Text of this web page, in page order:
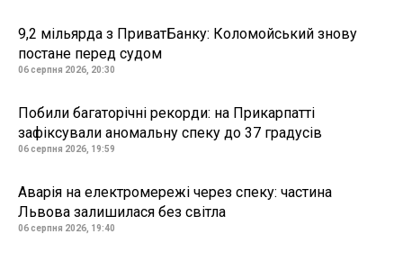
9,2 мільярда з ПриватБанку: Коломойський знову
постане перед судом
06 серпня 2026, 20:30
Побили багаторічні рекорди: на Прикарпатті
зафіксували аномальну спеку до 37 градусів
06 серпня 2026, 19:59
Аварія на електромережі через спеку: частина
Львова залишилася без світла
06 серпня 2026, 19:40